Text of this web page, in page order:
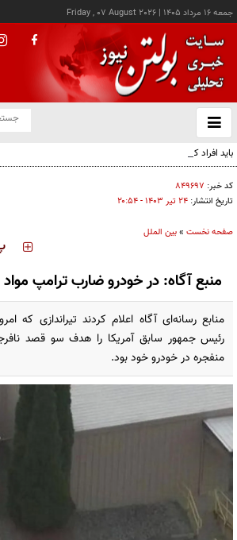
جمعه ۱۶ مرداد ۱۴۰۵ |
Friday , 07 August 2026
باز
و
باید افراد کارآمدتر را به کار گرفت/ کاری می کنیم در معیشت
کد خبر: ۸۴۹۶۹۷
تاریخ انتشار: ۲۴ تير ۱۴۰۳ - ۲۰:۵۴
صفحه نخست »بین الملل
منبع آگاه: در خودرو ضارب ترامپ
منابع رسانه‌ای آگاه اعلام کردند تیراندازی که
رئیس جمهور سابق آمریکا را هدف سو قصد
منفجره در خودرو خود بود.